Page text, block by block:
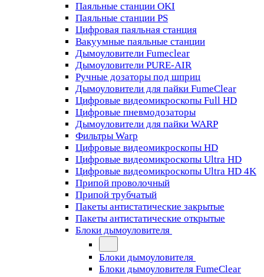
Паяльные станции OKI
Паяльные станции PS
Цифровая паяльная станция
Вакуумные паяльные станции
Дымоуловители Fumeclear
Дымоуловители PURE-AIR
Ручные дозаторы под шприц
Дымоуловители для пайки FumeClear
Цифровые видеомикроскопы Full HD
Цифровые пневмодозаторы
Дымоуловители для пайки WARP
Фильтры Warp
Цифровые видеомикроскопы HD
Цифровые видеомикроскопы Ultra HD
Цифровые видеомикроскопы Ultra HD 4K
Припой проволочный
Припой трубчатый
Пакеты антистатические закрытые
Пакеты антистатические открытые
Блоки дымоуловителя
Блоки дымоуловителя
Блоки дымоуловителя FumeClear